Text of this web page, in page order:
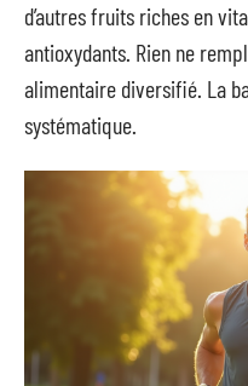
d’autres fruits riches en
antioxydants. Rien ne
alimentaire diversifié. La
systématique.